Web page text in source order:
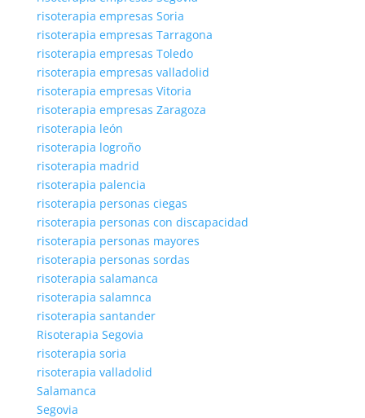
risoterapia empresas Soria
risoterapia empresas Tarragona
risoterapia empresas Toledo
risoterapia empresas valladolid
risoterapia empresas Vitoria
risoterapia empresas Zaragoza
risoterapia león
risoterapia logroño
risoterapia madrid
risoterapia palencia
risoterapia personas ciegas
risoterapia personas con discapacidad
risoterapia personas mayores
risoterapia personas sordas
risoterapia salamanca
risoterapia salamnca
risoterapia santander
Risoterapia Segovia
risoterapia soria
risoterapia valladolid
Salamanca
Segovia